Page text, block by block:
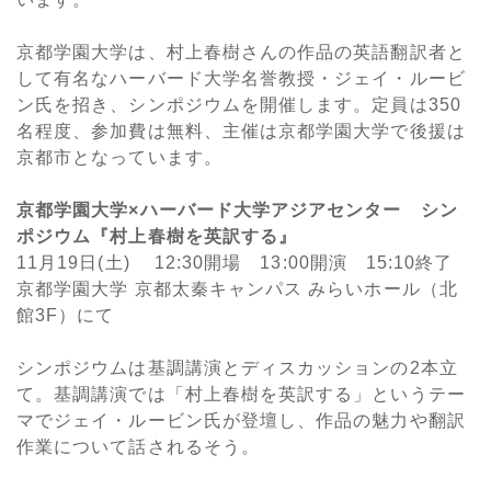
京都学園大学は、村上春樹さんの作品の英語翻訳者と
して有名なハーバード大学名誉教授・ジェイ・ルービ
ン氏を招き、シンポジウムを開催します。定員は350
名程度、参加費は無料、主催は京都学園大学で後援は
京都市となっています。
京都学園大学×ハーバード大学アジアセンター シン
ポジウム『村上春樹を英訳する』
11月19日(土) 12:30開場 13:00開演 15:10終了
京都学園大学 京都太秦キャンパス みらいホール（北
館3F）にて
シンポジウムは基調講演とディスカッションの2本立
て。基調講演では「村上春樹を英訳する」というテー
マでジェイ・ルービン氏が登壇し、作品の魅力や翻訳
作業について話されるそう。